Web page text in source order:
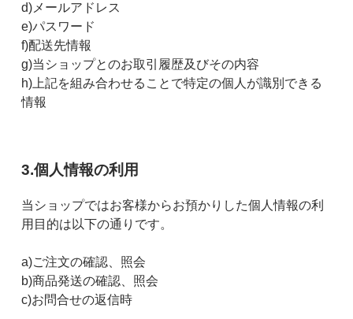
d)メールアドレス
e)パスワード
f)配送先情報
g)当ショップとのお取引履歴及びその内容
h)上記を組み合わせることで特定の個人が識別できる
情報
3.個人情報の利用
当ショップではお客様からお預かりした個人情報の利
用目的は以下の通りです。
a)ご注文の確認、照会
b)商品発送の確認、照会
c)お問合せの返信時